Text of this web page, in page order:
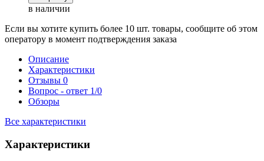
в наличии
Если вы хотите купить более 10 шт. товары, сообщите об этом
оператору в момент подтверждения заказа
Описание
Характеристики
Отзывы 0
Вопрос - ответ 1/0
Обзоры
Все характеристики
Характеристики